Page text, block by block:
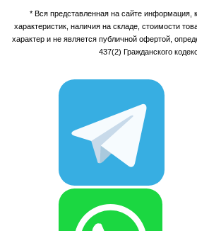
* Вся представленная на сайте информация,
характеристик, наличия на складе, стоимости
характер и не является публичной офертой,
437(2) Гражданского